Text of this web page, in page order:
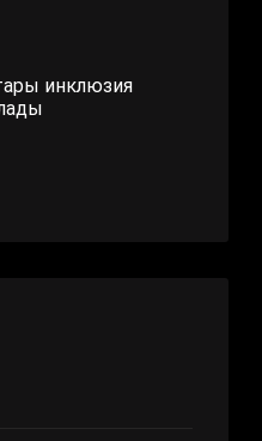
инклюзия